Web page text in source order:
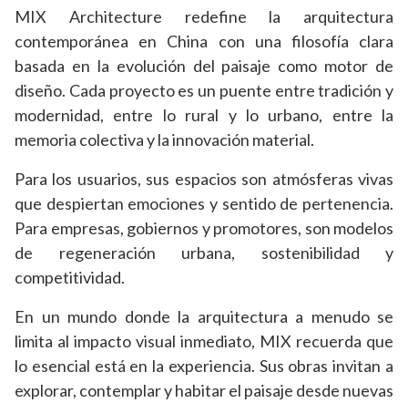
MIX Architecture redefine la arquitectura
contemporánea en China con una filosofía clara
basada en la evolución del paisaje como motor de
diseño. Cada proyecto es un puente entre tradición y
modernidad, entre lo rural y lo urbano, entre la
memoria colectiva y la innovación material.
Para los usuarios, sus espacios son atmósferas vivas
que despiertan emociones y sentido de pertenencia.
Para empresas, gobiernos y promotores, son modelos
de regeneración urbana, sostenibilidad y
competitividad.
En un mundo donde la arquitectura a menudo se
limita al impacto visual inmediato, MIX recuerda que
lo esencial está en la experiencia. Sus obras invitan a
explorar, contemplar y habitar el paisaje desde nuevas